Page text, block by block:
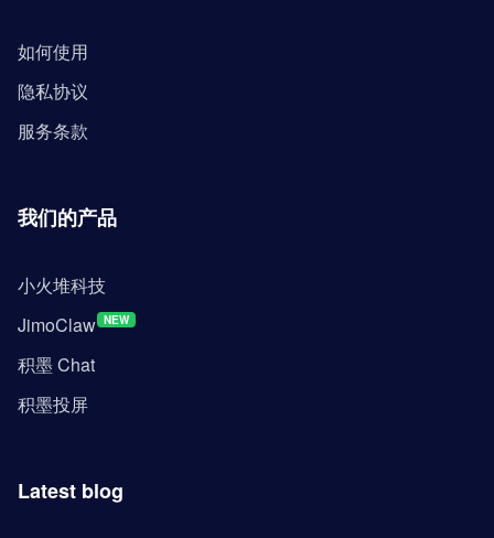
如何使用
隐私协议
服务条款
我们的产品
小火堆科技
JimoClaw NEW
积墨 Chat
积墨投屏
Latest blog